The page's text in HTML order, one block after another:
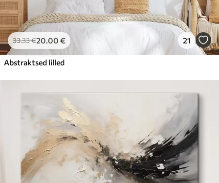
33.33€20.00 € 21
Abstraktsed lilled